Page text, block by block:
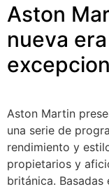
Aston
nueva
Aston Martin
una serie de
rendimiento y
propietarios y
británica.